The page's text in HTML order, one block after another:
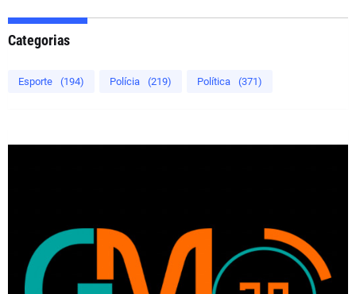
Categorias
Esporte (194) Polícia (219) Política (371)